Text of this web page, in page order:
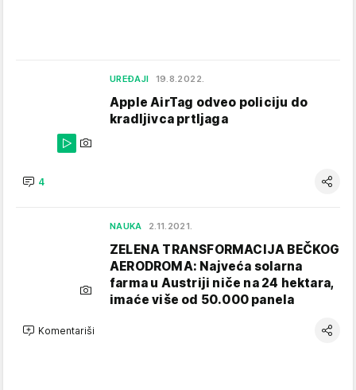
UREĐAJI 19.8.2022.
Apple AirTag odveo policiju do
kradljivca prtljaga
4
NAUKA 2.11.2021.
ZELENA TRANSFORMACIJA BEČKOG
AERODROMA: Najveća solarna
farma u Austriji niče na 24 hektara,
imaće više od 50.000 panela
Komentariši